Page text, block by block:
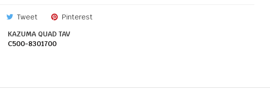
Tweet Pinterest
KAZUMA QUAD TAV
C500-8301700